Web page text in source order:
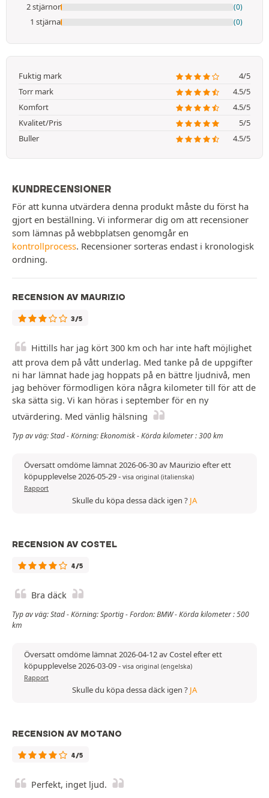
2 stjärnor (0)
1 stjärna (0)
Fuktig mark
4/5
Torr mark
4.5/5
Komfort
4.5/5
Kvalitet/Pris
5/5
Buller
4.5/5
KUNDRECENSIONER
För att kunna utvärdera denna produkt måste du först ha
gjort en beställning. Vi informerar dig om att recensioner
som lämnas på webbplatsen genomgår en
kontrollprocess. Recensioner sorteras endast i kronologisk
ordning.
RECENSION AV MAURIZIO
3/5
Hittills har jag kört 300 km och har inte haft möjlighet
att prova dem på vått underlag. Med tanke på de uppgifter
ni har lämnat hade jag hoppats på en bättre ljudnivå, men
jag behöver förmodligen köra några kilometer till för att de
ska sätta sig. Vi kan höras i september för en ny
utvärdering. Med vänlig hälsning
Typ av väg: Stad - Körning: Ekonomisk - Körda kilometer : 300 km
Översatt omdöme lämnat 2026-06-30 av Maurizio efter ett
köpupplevelse 2026-05-29- visa original (italienska)
Rapport
Skulle du köpa dessa däck igen ? JA
RECENSION AV COSTEL
4/5
Bra däck
Typ av väg: Stad - Körning: Sportig - Fordon: BMW - Körda kilometer : 500
km
Översatt omdöme lämnat 2026-04-12 av Costel efter ett
köpupplevelse 2026-03-09- visa original (engelska)
Rapport
Skulle du köpa dessa däck igen ? JA
RECENSION AV MOTANO
4/5
Perfekt, inget ljud.